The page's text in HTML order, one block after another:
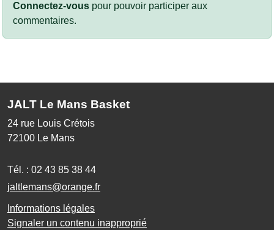
Connectez-vous pour pouvoir participer aux
commentaires.
JALT Le Mans Basket
24 rue Louis Crétois
72100 Le Mans
Tél. : 02 43 85 38 44
jaltlemans@orange.fr
Informations légales
Signaler un contenu inapproprié